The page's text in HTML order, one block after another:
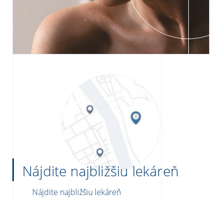
Nájdite najbližšiu lekáreň
Nájdite najbližšiu lekáreň